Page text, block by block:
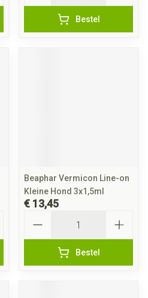
Bestel
Beaphar Vermicon Line-on
Kleine Hond 3x1,5ml
€ 13,45
Bestel